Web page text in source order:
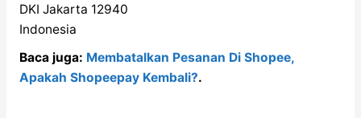
DKI Jakarta 12940
Indonesia
Baca juga: Membatalkan Pesanan Di Shopee,
Apakah Shopeepay Kembali?.